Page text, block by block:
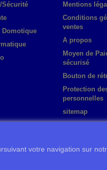
Sécurité
Domotique
Mentions
Conditions
ventes
A propos
Moyen de
sécurisé
Bouton de
Protection
personnelles
sitemap
votre navigation sur